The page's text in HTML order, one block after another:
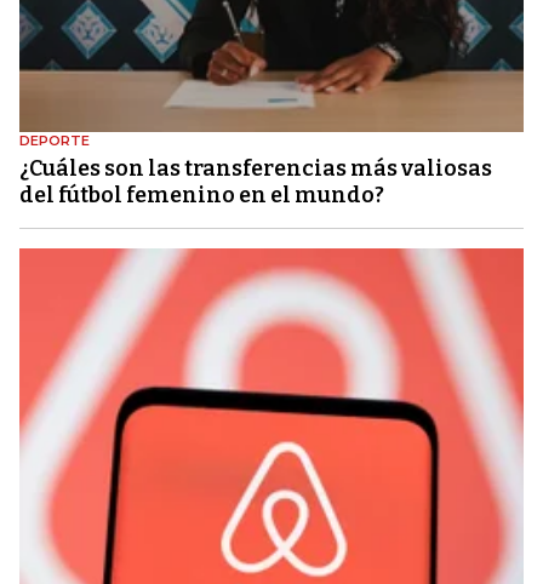
DEPORTE
¿Cuáles son las transferencias más valiosas
del fútbol femenino en el mundo?